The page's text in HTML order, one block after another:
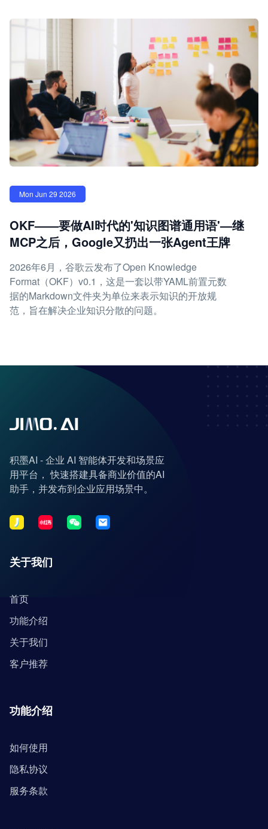
Mon Jun 29 2026
OKF——要做AI时代的'知识图谱通用语'—继
MCP之后，Google又扔出一张Agent王牌
2026年6月，谷歌云发布了Open Knowledge
Format（OKF）v0.1，这是一套以带YAML前置元数
据的Markdown文件夹为单位来表示知识的开放规
范，旨在解决企业知识分散的问题。
积墨AI - 企业 AI 智能体开发和场景应
用平台， 快速搭建具备商业价值的AI
助手，并发布到企业应用场景中。
关于我们
首页
功能介绍
关于我们
客户推荐
功能介绍
如何使用
隐私协议
服务条款